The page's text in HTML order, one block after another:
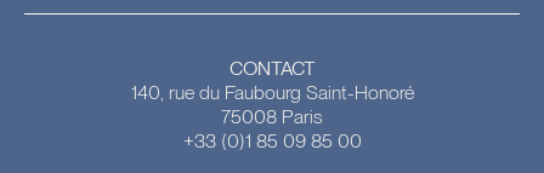
CONTACT
140, rue du Faubourg Saint-Honoré
75008 Paris
+33 (0)1 85 09 85 00